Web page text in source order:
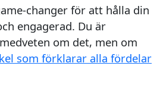
changer för att hålla din
engagerad. Du är
om det, men om
som förklarar alla fördelar